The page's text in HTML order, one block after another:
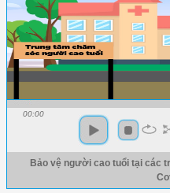
00:00
Bảo vệ người cao tuổi tại các